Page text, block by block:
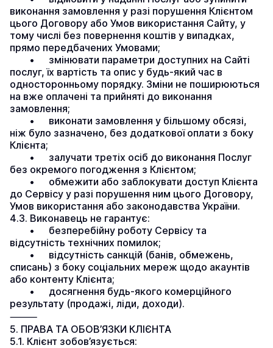
виконання замовлення у разі порушення Клієнтом
цього Договору або Умов використання Сайту, у
тому числі без повернення коштів у випадках,
прямо передбачених Умовами;
послуг, їх вартість та опис у будь-який час в
односторонньому порядку. Зміни не поширюються
на вже оплачені та прийняті до виконання
замовлення;
ніж було зазначено, без додаткової оплати з боку
Клієнта;
без окремого погодження з Клієнтом;
до Сервісу у разі порушення ним цього Договору,
Умов використання або законодавства України.
4.3. Виконавець не гарантує:
відсутність технічних помилок;
списань) з боку соціальних мереж щодо акаунтів
або контенту Клієнта;
результату (продажі, ліди, доходи).
⸻
5. ПРАВА ТА ОБОВ’ЯЗКИ КЛІЄНТА
5.1. Клієнт зобов’язується: